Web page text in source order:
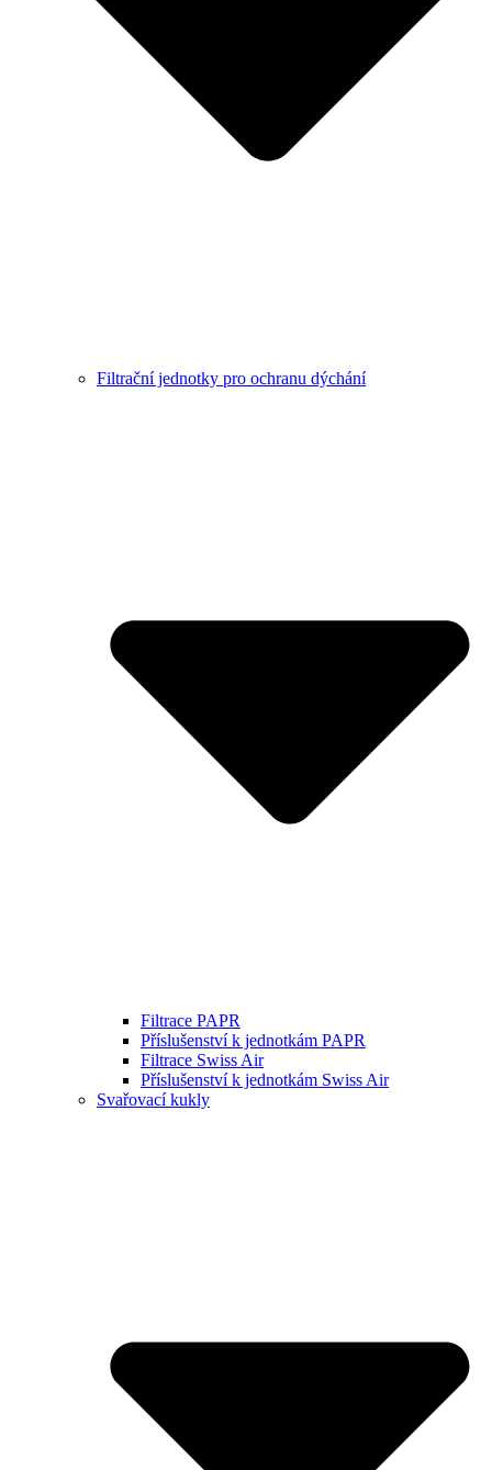
Filtrační jednotky pro ochranu dýchání
Filtrace PAPR
Příslušenství k jednotkám PAPR
Filtrace Swiss Air
Příslušenství k jednotkám Swiss Air
Svařovací kukly